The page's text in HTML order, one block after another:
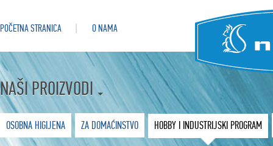
POČETNA STRANICA O NAMA
NAŠI PROIZVODI
OSOBNA HIGIJENA ZA DOMAĆINSTVO HOBBY I INDUSTRIJSKI PROGRAM